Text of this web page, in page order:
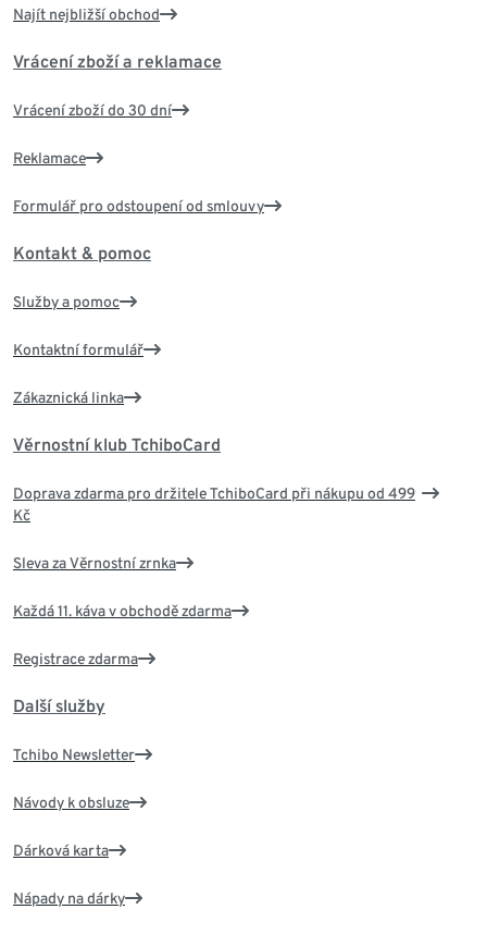
Najít nejbližší obchod
Vrácení zboží a reklamace
Vrácení zboží do 30 dní
Reklamace
Formulář pro odstoupení od smlouvy
Kontakt & pomoc
Služby a pomoc
Kontaktní formulář
Zákaznická linka
Věrnostní klub TchiboCard
Doprava zdarma pro držitele TchiboCard při nákupu od 499
Kč
Sleva za Věrnostní zrnka
Každá 11. káva v obchodě zdarma
Registrace zdarma
Další služby
Tchibo Newsletter
Návody k obsluze
Dárková karta
Nápady na dárky